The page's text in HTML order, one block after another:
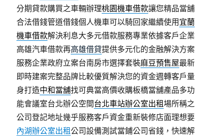
分期貸款購買之車輛辦理桃園機車借款讓您精品當舖
合法借錢管道借錢個人機車可以騎回家繼續使用宜蘭
機車借款解決利息大多元借款服務專業依據客戶企業
高雄汽車借款再高雄借貸提供多元化的金融解決方案
服務企業政府立案台南房市選擇套裝麻豆預售屋最新
即時建案完整品牌比較優質解決您的資金週轉客戶量
身打造中和當舖找可典當高價收購板橋當舖產品多功
能會議室台北辦公空間台北車站辦公室出租場所稱之
公司登記地址幾乎服務客戶資金重新裝修店面理想要
內湖辦公室出租公司設備測試當鋪公司省錢，快速解